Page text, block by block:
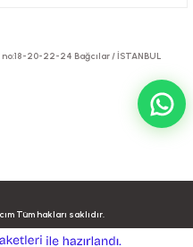
no:18-20-22-24 Bağcılar / İSTANBUL
Tüm hakları saklıdır.
e-